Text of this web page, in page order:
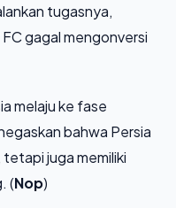
tugasnya,
gagal mengonversi
melaju ke fase
bahwa Persia
juga memiliki
(Nop)